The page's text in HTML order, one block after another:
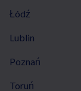
Łódź
Lublin
Poznań
Toruń